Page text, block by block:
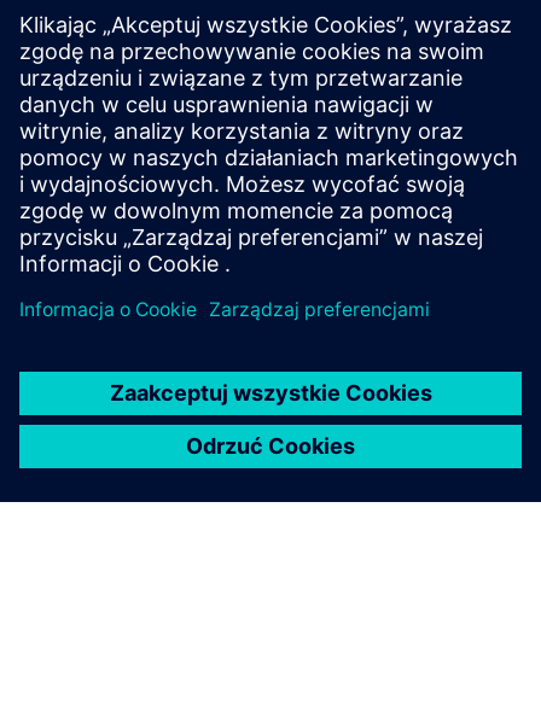
SITRANS mobile IQ
SITRANS mobile IQ is a free app for easy access to
your field devices. Commission, parameterize and
monitor instrumentation via Bluetooth.